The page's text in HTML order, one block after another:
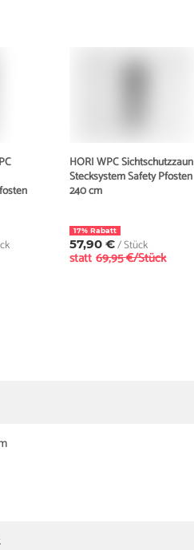
HORI WPC Sichtschutzzaun
Stecksystem Safety Pfosten
240 cm
17% Rabatt
57,90 €/ Stück
statt 69,95 €/Stück